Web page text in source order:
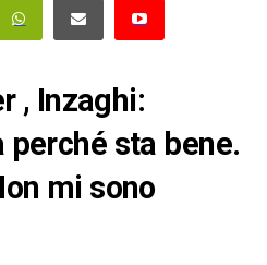
, Inzaghi:
perché sta bene.
mi sono